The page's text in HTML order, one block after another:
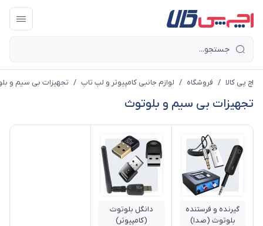
اچ پی کالا / فروشگاه / لوازم جانبی کامپیوتر و لپ تاپ / تجهیزات بی سیم و
تجهیزات بی سیم و بلوتوث
گیرنده و فرستنده
بلوتوث (صدا)
دانگل بلوتوث
(کامپیوتر)